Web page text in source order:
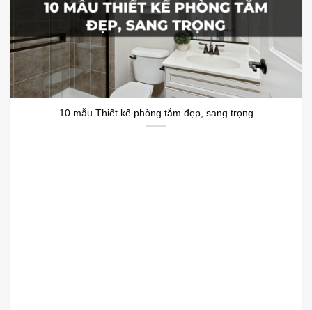
10 mẫu Thiết kế phòng tắm đẹp, sang trọng